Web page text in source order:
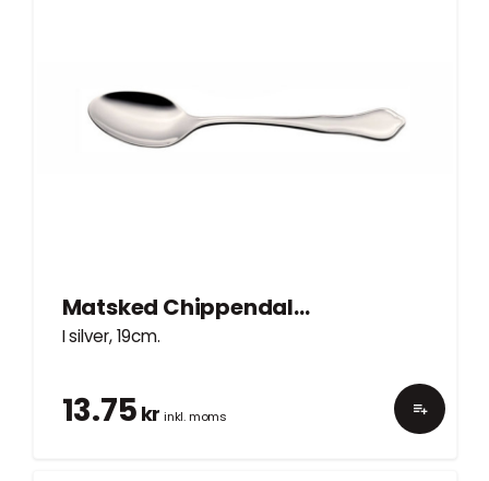
Matsked Chippendale silver 19cm
I silver, 19cm.
13.75 kr inkl. moms